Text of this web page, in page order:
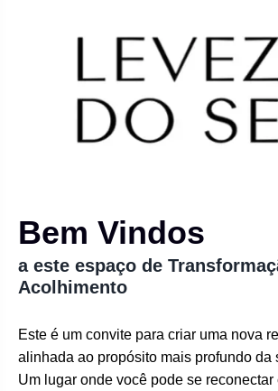
Bem Vindos
a este espaço de
Acolhimento
Este é um convite para criar uma nova
alinhada ao propósito mais profundo da
Um lugar onde você pode se reconectar